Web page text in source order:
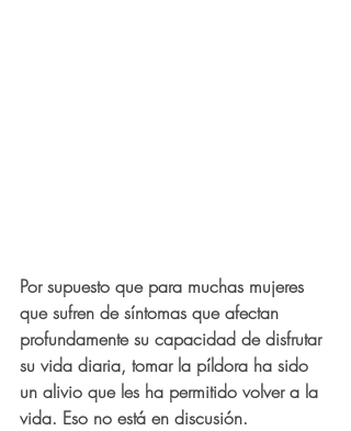
Por supuesto que para muchas mujeres
que sufren de síntomas que afectan
profundamente su capacidad de disfrutar
su vida diaria, tomar la píldora ha sido
un alivio que les ha permitido volver a la
vida. Eso no está en discusión.